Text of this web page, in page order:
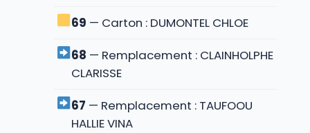
69 — Carton : DUMONTEL CHLOE
68 — Remplacement : CLAINHOLPHE
CLARISSE
67 — Remplacement : TAUFOOU
HALLIE VINA